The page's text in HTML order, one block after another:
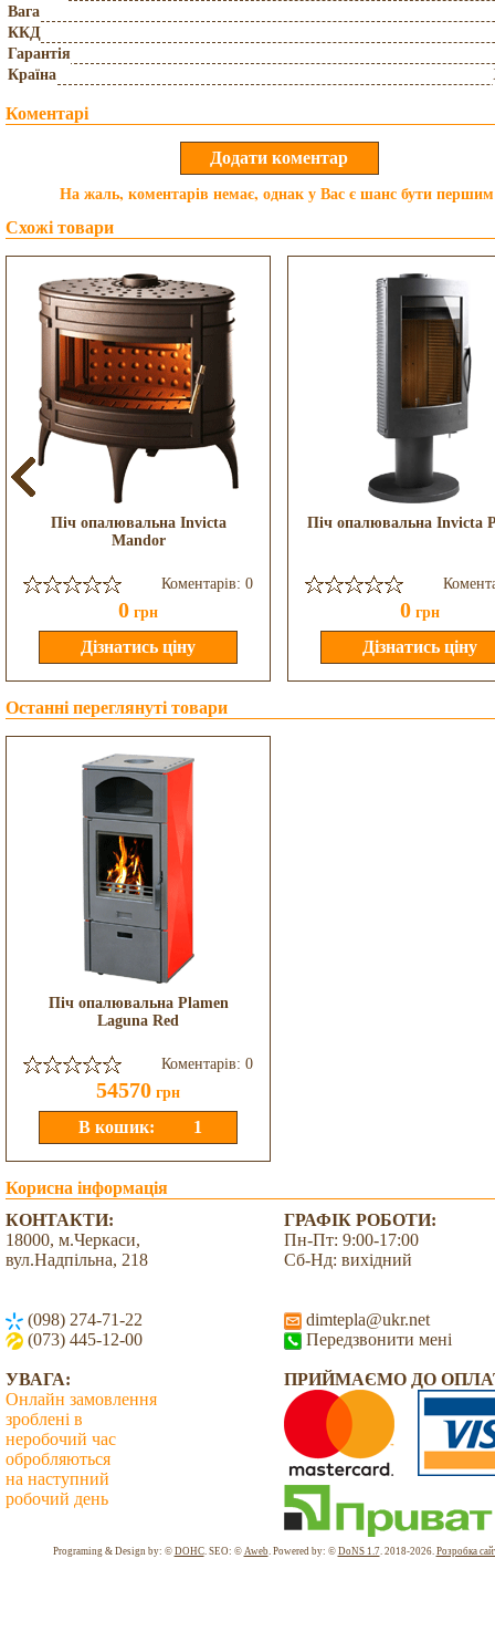
Вага
ККД
Гарантія
Країна
Коментарі
На жаль, коментарів немає, однак у Вас є шанс бути
Схожі товари
Піч опалювальна Invicta
Mandor
Коментарів: 0
0 грн
Піч опалювальна Invicta
0 грн
Останні переглянуті товари
Піч опалювальна Plamen
Laguna Red
Коментарів: 0
54570 грн
Корисна інформація
КОНТАКТИ:
18000, м.Черкаси,
вул.Надпільна, 218
(098) 274-71-22
(073) 445-12-00
ГРАФІК РОБОТИ:
Пн-Пт: 9:00-17:00
Сб-Нд: вихідний
dimtepla@ukr.net
Передзвонити мені
УВАГА:
Онлайн замовлення
зроблені в
неробочий час
обробляються
на наступний
робочий день
ПРИЙМАЄМО ДО
Programing & Design by: © DOHC. SEO: © Aweb. Powered by: © DoNS 1.7. 2018-2026. Розробка